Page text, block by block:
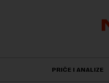
PRIČE I ANALIZE